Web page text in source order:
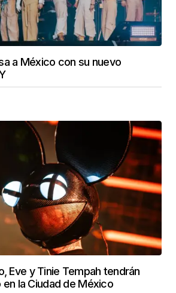
a México con su nuevo
Eve y Tinie Tempah tendrán
la Ciudad de México